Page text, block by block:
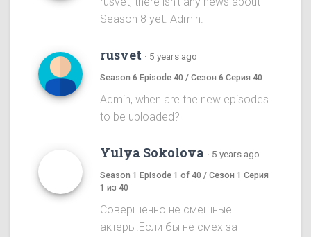
Season 8 yet. Admin.
rusvet · 5 years ago
Season 6 Episode 40 / Сезон 6 Серия 40
Admin, when are the new episodes
to be uploaded?
Yulya Sokolova · 5 years ago
Season 1 Episode 1 of 40 / Сезон 1 Серия
1 из 40
Совершенно не смешные
актеры.Если бы не смех за